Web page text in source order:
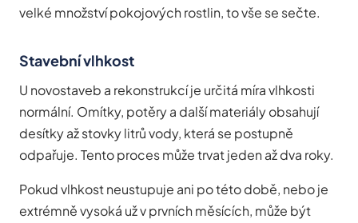
velké množství pokojových rostlin, to vše se sečte.
Stavební vlhkost
U novostaveb a rekonstrukcí je určitá míra vlhkosti
normální. Omítky, potěry a další materiály obsahují
desítky až stovky litrů vody, která se postupně
odpařuje. Tento proces může trvat jeden až dva roky.
Pokud vlhkost neustupuje ani po této době, nebo je
extrémně vysoká už v prvních měsících, může být